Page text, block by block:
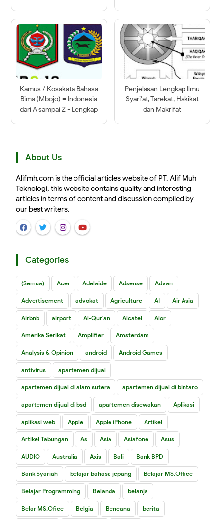
Kamus / Kosakata Bahasa
Bima (Mbojo) = Indonesia
dari A sampai Z - Lengkap
Penjelasan Lengkap Ilmu
Syari'at, Tarekat, Hakikat
dan Makrifat
About Us
Alifmh.com is the official articles website of PT. Alif Muh
Teknologi, this website contains quality and interesting
articles in terms of content and discussion compiled by
our best writers.
Categories
(Semua) Acer Adelaide Adsense Advan
Advertisement advokat Agriculture AI Air Asia
Airbnb airport Al-Qur'an Alcatel Alor
Amerika Serikat Amplifier Amsterdam
Analysis & Opinion android Android Games
antivirus apartemen dijual
apartemen dijual di alam sutera apartemen dijual di bintaro
apartemen dijual di bsd apartemen disewakan Aplikasi
aplikasi web Apple Apple iPhone Artikel
Artikel Tabungan As Asia Asiafone Asus
AUDIO Australia Axis Bali Bank BPD
Bank Syariah belajar bahasa jepang Belajar MS.Office
Belajar Programming Belanda belanja
Belar MS.Ofice Belgia Bencana berita